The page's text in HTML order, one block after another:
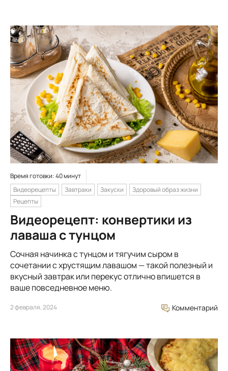
Время готовки: 40 минут
Видеорецепты
Завтраки Закуски
Здоровый образ жизни
Рецепты
Видеорецепт: конвертики из
лаваша с тунцом
Сочная начинка с тунцом и тягучим сыром в
сочетании с хрустящим лавашом — такой полезный и
вкусный завтрак или перекус отлично впишется в
ваше повседневное меню.
2 февраля, 2024 Комментарий